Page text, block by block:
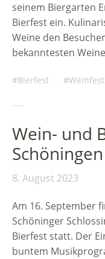
seinem Biergarten
Bierfest ein.
Weine den
bekanntesten
Bierfest Weinfest
Wein- und
Schöningen
8. August 2023
Am 16. September
Schöninger
Bierfest statt. Der
buntem